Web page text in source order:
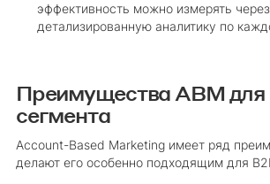
эффективность можно измерять через
детализированную аналитику по
Преимущества ABM для
сегмента
Account-Based Marketing имеет ряд
делают его особенно подходящим для